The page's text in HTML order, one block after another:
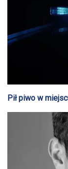
Pił piwo w
więzieniu